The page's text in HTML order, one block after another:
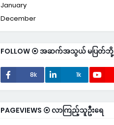
January
December
FOLLOW ⦿ အဆက်အသွယ် မပြတ်ဘို့
8k 1k
PAGEVIEWS ⦿ လာကြည့်သူဦးရေ